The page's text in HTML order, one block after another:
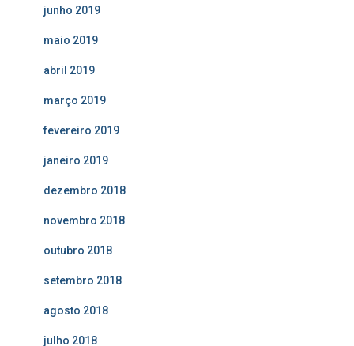
junho 2019
maio 2019
abril 2019
março 2019
fevereiro 2019
janeiro 2019
dezembro 2018
novembro 2018
outubro 2018
setembro 2018
agosto 2018
julho 2018